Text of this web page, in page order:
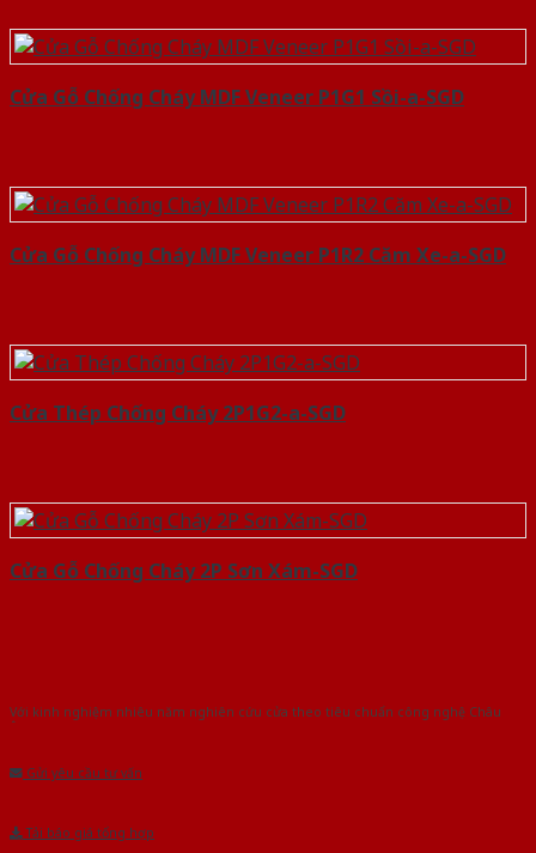
Cửa Gỗ Chống Cháy MDF Veneer P1G1 Sồi-a-SGD
Cửa Gỗ Chống Cháy MDF Veneer P1R2 Căm Xe-a-SGD
Cửa Thép Chống Cháy 2P1G2-a-SGD
Cửa Gỗ Chống Cháy 2P Sơn Xám-SGD
Với kinh nghiệm nhiêu năm nghiên cứu cửa theo tiêu chuẩn công nghệ Châu
Gửi yêu cầu tư vấn
Tải báo giá tổng hợp